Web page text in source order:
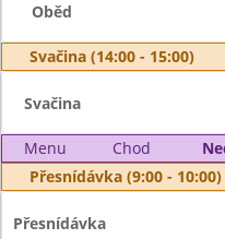
Oběd
Svačina (14:00 - 15:00)
Svačina
Menu Chod
Přesnídávka (9:00 - 10:00)
Přesnídávka